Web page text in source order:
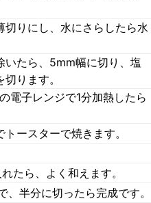
りにし、水にさらしたら水
いたら、5mm幅に切り、塩
ります。
電子レンジで1分加熱したら
ースターで焼きます。
たら、よく和えます。
半分に切ったら完成です。